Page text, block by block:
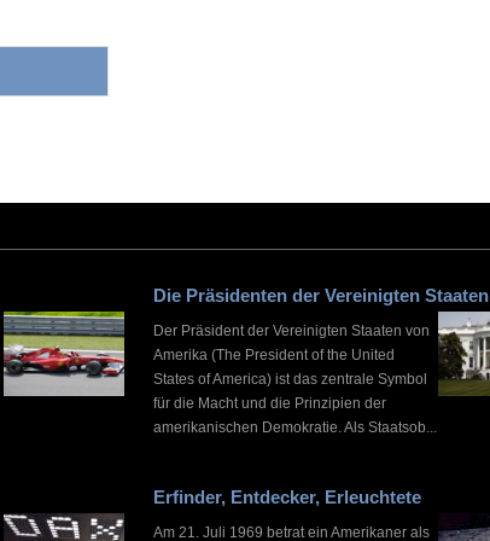
Die Präsidenten der Vereinigten Staaten
Der Präsident der Vereinigten Staaten von
Amerika (The President of the United
States of America) ist das zentrale Symbol
für die Macht und die Prinzipien der
amerikanischen Demokratie. Als Staatsob...
Erfinder, Entdecker, Erleuchtete
Am 21. Juli 1969 betrat ein Amerikaner als